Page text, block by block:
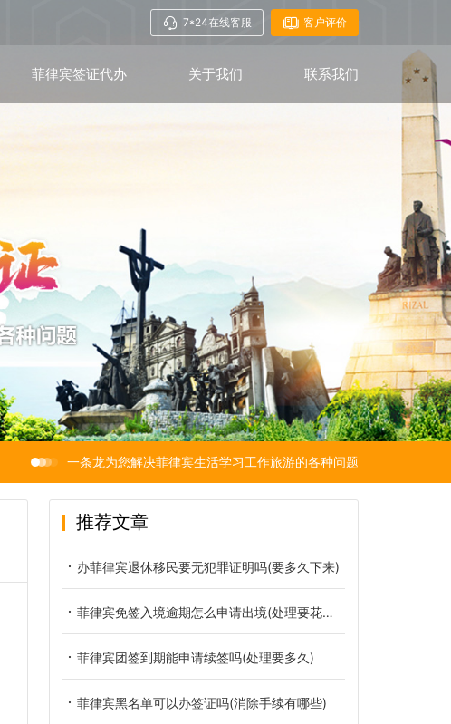
7*24在线客服 客户评价
菲律宾签证代办 关于我们 联系我们
一条龙为您解决菲律宾生活学习工作旅游的各种问题
推荐文章
办菲律宾退休移民要无犯罪证明吗(要多久下来)
菲律宾免签入境逾期怎么申请出境(处理要花多少钱)
菲律宾团签到期能申请续签吗(处理要多久)
菲律宾黑名单可以办签证吗(消除手续有哪些)